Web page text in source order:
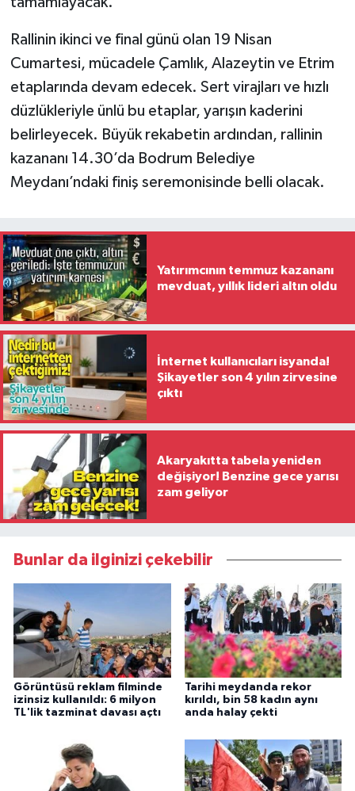
Rallinin ikinci ve final günü olan 19 Nisan
Cumartesi, mücadele Çamlık, Alazeytin ve Etrim
etaplarında devam edecek. Sert virajları ve hızlı
düzlükleriyle ünlü bu etaplar, yarışın kaderini
belirleyecek. Büyük rekabetin ardından, rallinin
kazananı 14.30’da Bodrum Belediye
Meydanı’ndaki finiş seremonisinde belli olacak.
Yatırımcının temmuz kazananı
mevduat, yıllık lideri altın oldu
İnternet kullanıcıları isyanda!
Şikayetler son 4 yılın zirvesine
çıktı
Akaryakıtta tabela yeniden
değişiyor! Benzine gece yarısı
zam geliyor
Bunlar da ilginizi çekebilir
Görüntüsü reklam filminde
izinsiz kullanıldı: 6 milyon
TL'lik tazminat davası açtı
Tarihi meydanda rekor
kırıldı, bin 58 kadın aynı
anda halay çekti